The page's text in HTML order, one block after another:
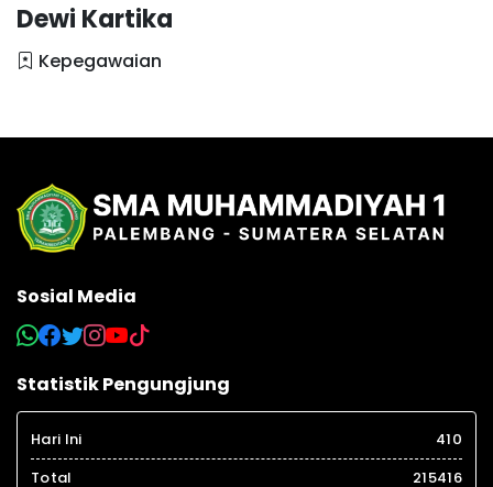
Dewi Kartika
Kepegawaian
Sosial Media
Statistik Pengungjung
Hari Ini
410
Total
215416